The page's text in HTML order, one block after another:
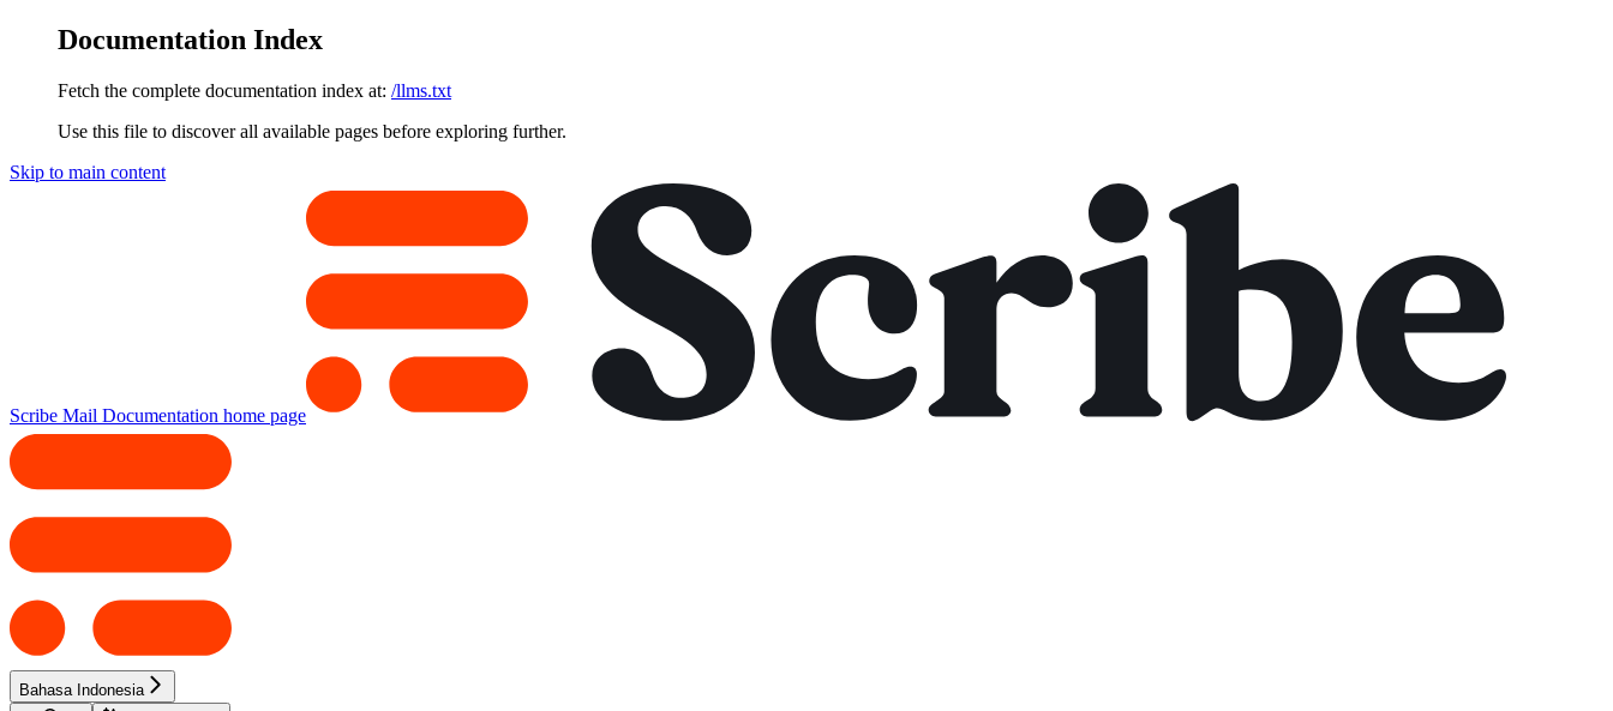
Documentation Index
Fetch the complete documentation index at: /llms.txt
Use this file to discover all available pages before exploring further.
Skip to main content
Scribe Mail Documentation home page
Bahasa Indonesia